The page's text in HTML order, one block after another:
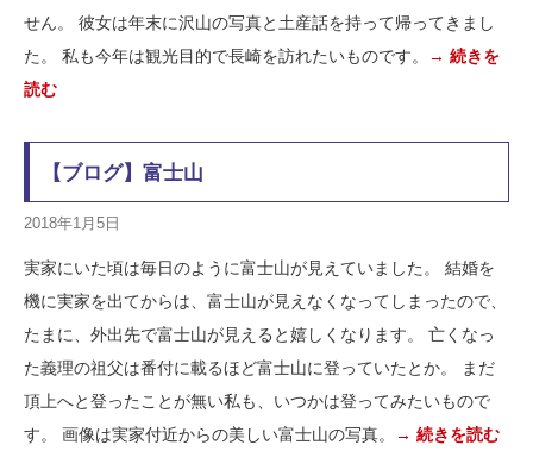
せん。 彼女は年末に沢山の写真と土産話を持って帰ってきまし
た。 私も今年は観光目的で長崎を訪れたいものです。
→ 続きを
読む
【ブログ】富士山
2018年1月5日
実家にいた頃は毎日のように富士山が見えていました。 結婚を
機に実家を出てからは、富士山が見えなくなってしまったので、
たまに、外出先で富士山が見えると嬉しくなります。 亡くなっ
た義理の祖父は番付に載るほど富士山に登っていたとか。 まだ
頂上へと登ったことが無い私も、いつかは登ってみたいもので
す。 画像は実家付近からの美しい富士山の写真。
→ 続きを読む